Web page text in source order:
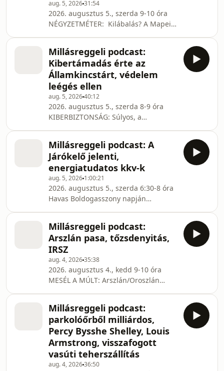
turizmust ? Pach Gábor, a Balatoni Kör
Elnöke TŐZSDEI HELYZETKÉP &#160;
BUDAPEST, TE CSODÁS: Hírek a
fővárosból és [&#8230;]
aug. 5, 202631:54
2026. augusztus 5., szerda 9-10 óra
NÉGYZETMÉTER: Kilábalás? A Mapei
Hiába mutatnak javulást a friss KSH-
adatok, a második félévben stagnálás
vagy visszarendeződés sem zárható
ki. Markovich Béla, a Mapei Kft.
ügyvezető igazgatója. TŐZSDENYITÁS
Varga Zoltán senior elemzővel (Equilor
Zrt.). SZUPERZÖLD. Először végeztek
hazán
Millásreggeli podcast:
Kibertámadás érte az
Államkincstárt, védelem
leégés ellen
aug. 5, 202640:12
2026. augusztus 5., szerda 8-9 óra
KIBERBIZTONSÁG: Súlyos, a
kibertámadás érte a Magyar
Államkincstár hálózatát. És. Egyre
nagyobb hullámokat vet a világon,
hogy a mesterséges intelligencia
egyre inkább a saját útjára tér,
elszabadult AI agentek kóricálnak a
kibertérben. Kovács 4 Zoltán
kiberbiztonsági szakértő.
ARANYKÖPÉS: „Úgy hiszem, min
Millásreggeli podcast: A
Járókelő jelenti,
energiatudatos kkv-k
aug. 5, 2026 1:00:21
2026. augusztus 5., szerda 6:30-8 óra
Havas Boldogasszony napján
A lapokat viszont ezúttal is átolvassuk,
sőt, van tőzsdei összefoglaló is.
BUDAPEST, TE CSODÁS: Mit láttak,
ajánlanak a Járókelő munkatársai?
Nézzünk rá a suli környékére – most,
ne szeptember 1-jén. Rollerek a
Dunában és a patakokban. Aszály a
[&#8230;]
Millásreggeli podcast:
Arszlán pasa, tőzsdenyitás,
IRSZ
aug. 4, 202635:38
2026. augusztus 4., kedd 9-10 óra
MESÉL A MÚLT: Arszlán/Oroszlán
Csaba történész TŐZSDENYITÁS:
Kedves Hugó, az Equilor Befektetési
Zrt. üzletkötője számolt be nekünk a
nyitást követően kialakult tőzsdei
árakról és az azokat befolyásoló
hírekről. KULTMOGUL: Megalakult az
Millásreggeli podcast:
parkolóőrből milliárdos,
Percy Bysshe Shelley, Louis
Armstrong, visszafogott
vasúti teherszállítás
aug. 4, 202636:50